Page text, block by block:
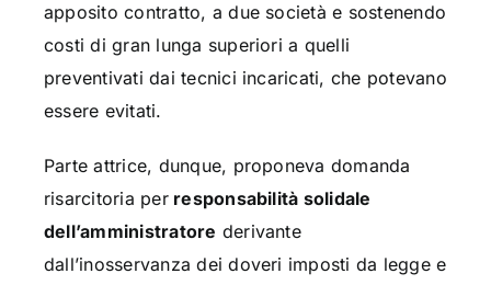
apposito contratto, a due società e sostenendo
costi di gran lunga superiori a quelli
preventivati dai tecnici incaricati, che potevano
essere evitati.
Parte attrice, dunque, proponeva domanda
risarcitoria perresponsabilità solidale
dell’amministratore derivante
dall’inosservanza dei doveri imposti da legge e